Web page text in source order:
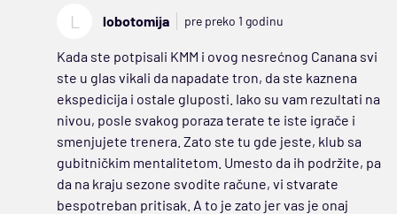
L lobotomija pre preko 1 godinu
Kada ste potpisali KMM i ovog nesrećnog Canana svi
ste u glas vikali da napadate tron, da ste kaznena
ekspedicija i ostale gluposti. Iako su vam rezultati na
nivou, posle svakog poraza terate te iste igrače i
smenjujete trenera. Zato ste tu gde jeste, klub sa
gubitničkim mentalitetom. Umesto da ih podržite, pa
da na kraju sezone svodite račune, vi stvarate
bespotreban pritisak. A to je zato jer vas je onaj